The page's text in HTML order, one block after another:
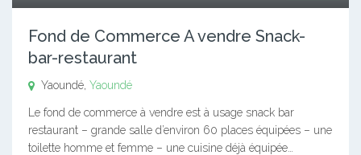
Fond de Commerce A vendre Snack-
bar-restaurant
Yaoundé, Yaoundé
Le fond de commerce à vendre est à usage snack bar
restaurant – grande salle d’environ 60 places équipées – une
toilette homme et femme – une cuisine déjà équipée…